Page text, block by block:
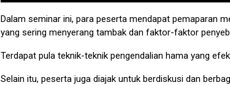
Dalam seminar ini, para peserta mendapat pemaparan
yang sering menyerang tambak dan faktor-faktor
Terdapat pula teknik-teknik pengendalian hama yang
Selain itu, peserta juga diajak untuk berdiskusi dan